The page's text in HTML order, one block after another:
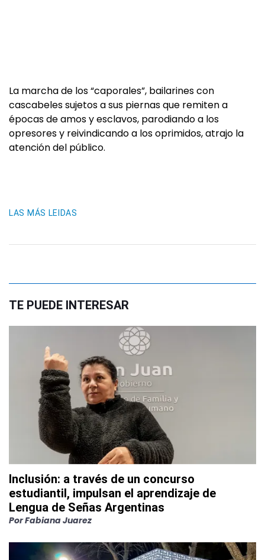
La marcha de los “caporales”, bailarines con
cascabeles sujetos a sus piernas que remiten a
épocas de amos y esclavos, parodiando a los
opresores y reivindicando a los oprimidos, atrajo la
atención del público.
LAS MÁS LEIDAS
TE PUEDE INTERESAR
Inclusión: a través de un concurso
estudiantil, impulsan el aprendizaje de
Lengua de Señas Argentinas
PorFabiana Juarez